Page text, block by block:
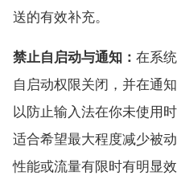
送的有效补充。
禁止自启动与通知： 在系
自启动权限关闭，并在通
以防止输入法在你未使用
适合希望最大程度减少被
性能或流量有限时有明显效